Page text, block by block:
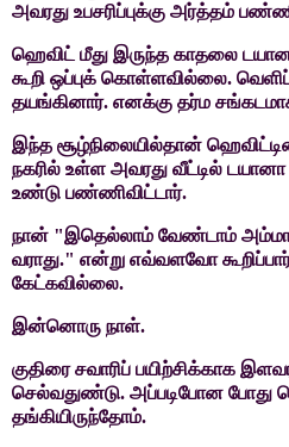
அவரது உபசரிப்புக்கு அர்த்தம்
ஹெவிட் மீது இருந்த காதலை
கூறி ஒப்புக் கொள்ளவில்லை.
தயங்கினார். எனக்கு தர்ம
இந்த சூழ்நிலையில்தான்
நகரில் உள்ள அவரது வீட்டில் டயானா
உண்டு பண்ணிவிட்டார்.
நான் "இதெல்லாம் வேண்டாம் அம்மா
வராது." என்று எவ்வளவோ
கேட்கவில்லை.
இன்னொரு நாள்.
குதிரை சவாரிப் பயிற்சிக்காக
செல்வதுண்டு. அப்படிபோன போது
தங்கியிருந்தோம்.